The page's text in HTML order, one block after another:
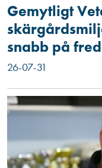
Gemytligt
snabb på
26-07-31